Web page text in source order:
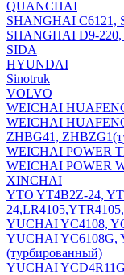
QUANCHAI
SHANGHAI C6121,
SHANGHAI D9-220,
SIDA
HYUNDAI
Sinotruk
VOLVO
WEICHAI
WEICHAI
ZHBG41,
WEICHAI POWER
WEICHAI POWER
XINCHAI
YTO YT4B2Z-24,
YUCHAI YC4108,
YUCHAI YC6108G,
(турбированный)
YUCHAI